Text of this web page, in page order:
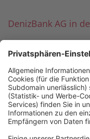
DenizBank AG in
Folgen Sie uns auch
Sparen &
Über Uns